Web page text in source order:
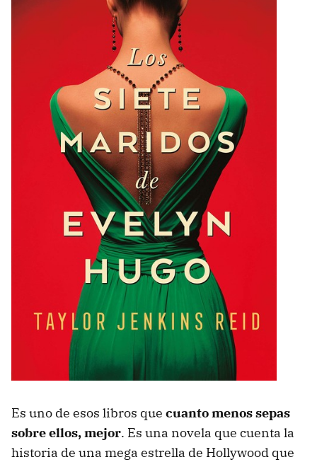
Es uno de esos libros que cuanto menos sepas
sobre ellos, mejor. Es una novela que cuenta la
historia de una mega estrella de Hollywood que